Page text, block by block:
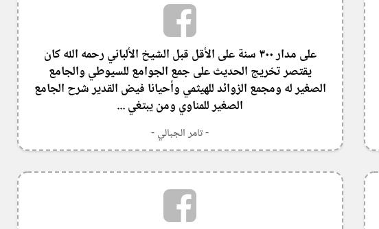
على مدار ٣٠٠ سنة على الأقل قبل الشيخ الألباني رحمه الله كان
يقتصر تخريج الحديث على جمع الجوامع للسيوطي والجامع
الصغير له ومجمع الزوائد للهيثمي وأحيانا فيض القدير شرح الجامع
الصغير للمناوي ومن يبتغي ...
- تامر الجبالي -